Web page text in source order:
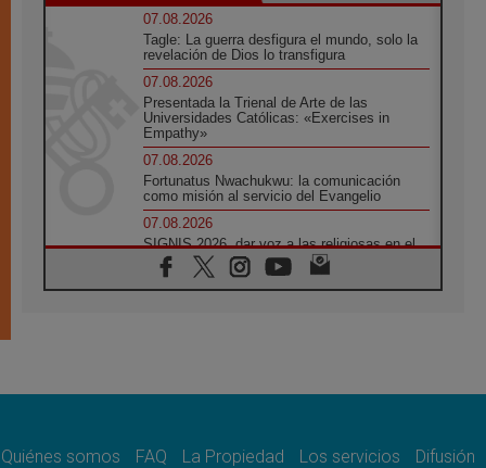
07.08.2026
Tagle: La guerra desfigura el mundo, solo la
revelación de Dios lo transfigura
07.08.2026
Presentada la Trienal de Arte de las
Universidades Católicas: «Exercises in
Empathy»
07.08.2026
Fortunatus Nwachukwu: la comunicación
como misión al servicio del Evangelio
07.08.2026
SIGNIS 2026, dar voz a las religiosas en el
espacio público
07.08.2026
no admite premuras legislativas
Quiénes somos FAQ La Propiedad Los servicios
Difusión